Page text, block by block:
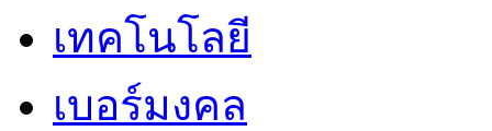
เทคโนโลยี
เบอร์มงคล